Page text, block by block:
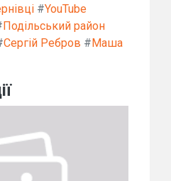
#YouTube
Подільський район
Сергій Ребров # Маша